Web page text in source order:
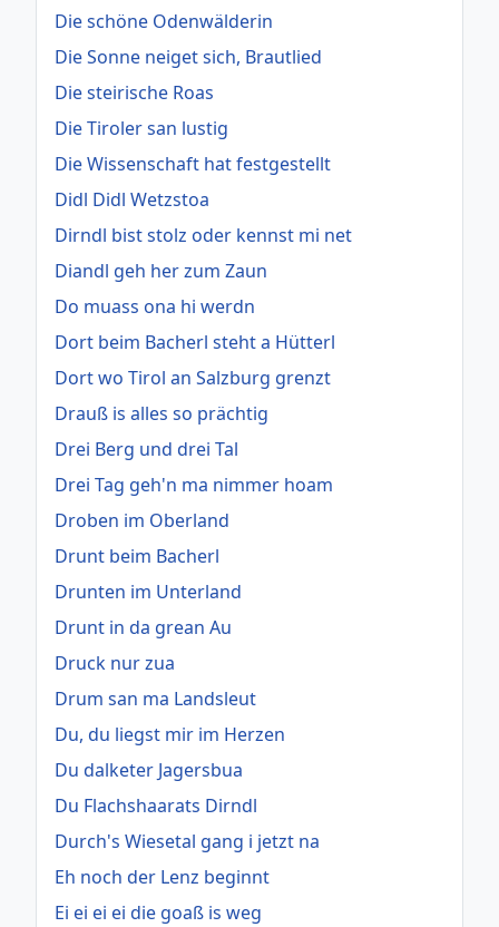
Die schöne Odenwälderin
Die Sonne neiget sich, Brautlied
Die steirische Roas
Die Tiroler san lustig
Die Wissenschaft hat festgestellt
Didl Didl Wetzstoa
Dirndl bist stolz oder kennst mi net
Diandl geh her zum Zaun
Do muass ona hi werdn
Dort beim Bacherl steht a Hütterl
Dort wo Tirol an Salzburg grenzt
Drauß is alles so prächtig
Drei Berg und drei Tal
Drei Tag geh'n ma nimmer hoam
Droben im Oberland
Drunt beim Bacherl
Drunten im Unterland
Drunt in da grean Au
Druck nur zua
Drum san ma Landsleut
Du, du liegst mir im Herzen
Du dalketer Jagersbua
Du Flachshaarats Dirndl
Durch's Wiesetal gang i jetzt na
Eh noch der Lenz beginnt
Ei ei ei ei die goaß is weg